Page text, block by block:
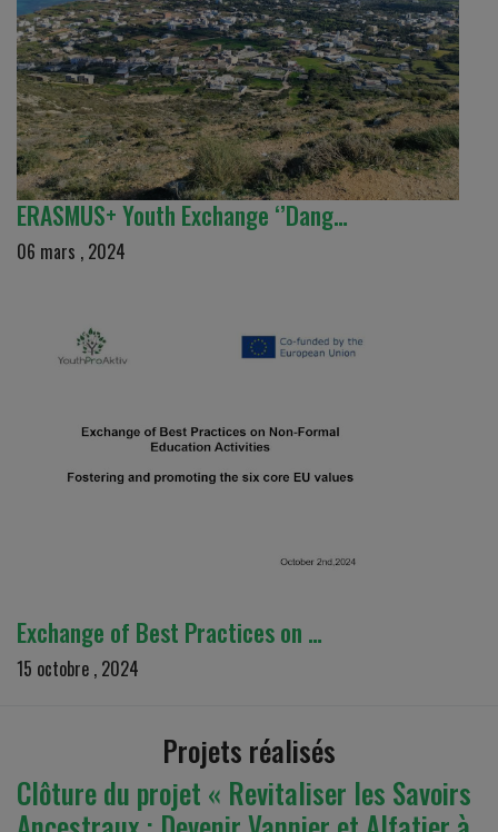
ERASMUS+ Youth Exchange ‘’Dang…
06 mars , 2024
Exchange of Best Practices on …
15 octobre , 2024
Projets réalisés
Clôture du projet « Revitaliser les Savoirs